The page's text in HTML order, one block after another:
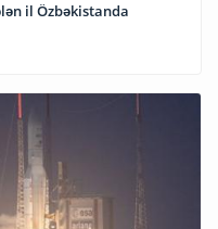
il Özbəkistanda